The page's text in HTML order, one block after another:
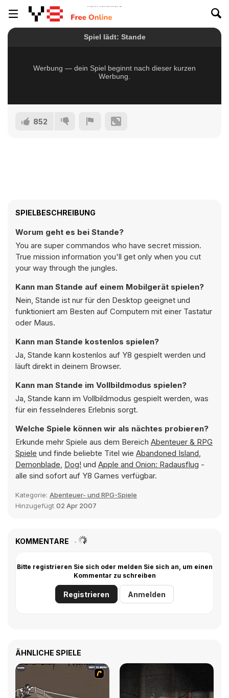
852
SPIELBESCHREIBUNG
Worum geht es bei Stande?
You are super commandos who have secret mission.
True mission information you'll get only when you cut
your way through the jungles.
Kann man Stande auf einem Mobilgerät spielen?
Nein, Stande ist nur für den Desktop geeignet und
funktioniert am Besten auf Computern mit einer Tastatur
oder Maus.
Kann man Stande kostenlos spielen?
Ja, Stande kann kostenlos auf Y8 gespielt werden und
läuft direkt in deinem Browser.
Kann man Stande im Vollbildmodus spielen?
Ja, Stande kann im Vollbildmodus gespielt werden, was
für ein fesselnderes Erlebnis sorgt.
Welche Spiele können wir als nächtes probieren?
Erkunde mehr Spiele aus dem Bereich Abenteuer & RPG
Spiele und finde beliebte Titel wie Abandoned Island,
Demonblade, Dog! und Apple and Onion: Radausflug -
alle sind sofort auf Y8 Games verfügbar.
Kategorie: Abenteuer- und RPG-Spiele
Hinzugefügt 02 Apr 2007
KOMMENTARE
Bitte registrieren Sie sich oder melden Sie sich an, um einen
Kommentar zu schreiben
Registrieren Anmelden
ÄHNLICHE SPIELE